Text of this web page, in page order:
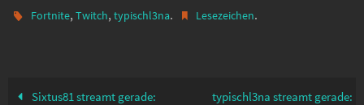
Fortnite,Twitch,typischl3na. Lesezeichen.
Sixtus81 streamt gerade:
typischl3na streamt gerade: